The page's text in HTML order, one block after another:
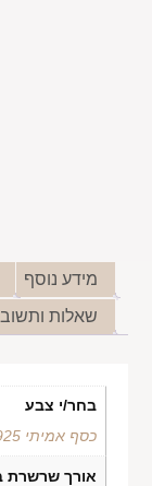
מידע נוסף
שאלות
בחר/י צבע
כסף אמיתי 925
אורך שרשרת